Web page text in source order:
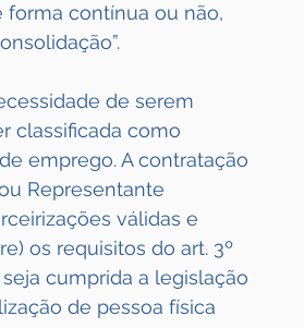
forma contínua ou não,
de serem
classificada como
emprego. A contratação
Representante
válidas e
os requisitos do art. 3º
cumprida a legislação
de pessoa física